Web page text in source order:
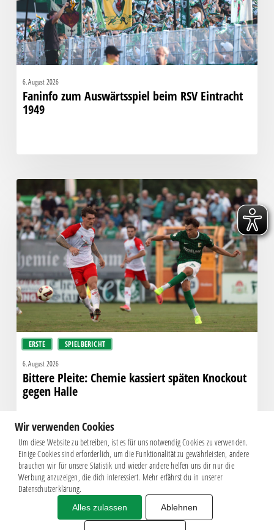
6. August 2026
Faninfo zum Auswärtsspiel beim RSV Eintracht
1949
ERSTE SPIELBERICHT
Pleite:
Chemie
kassiert
späten
Knockout
gegen
Halle
6. August 2026
Bittere Pleite: Chemie kassiert späten Knockout
gegen Halle
Impressum|Datenschutz
Wir verwenden Cookies
Um diese Website zu betreiben, ist es für uns notwendig Cookies zu verwenden.
Einige Cookies sind erforderlich, um die Funktionalität zu gewährleisten, andere
brauchen wir für unsere Statistik und wieder andere helfen uns dir nur die
Werbung anzuzeigen, die dich interessiert. Mehr erfährst du in unserer
Datenschutzerklärung.
Alles zulassen Ablehnen